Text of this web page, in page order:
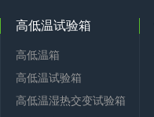
高低温试验箱
高低温箱
高低温试验箱
高低温湿热交变试验箱